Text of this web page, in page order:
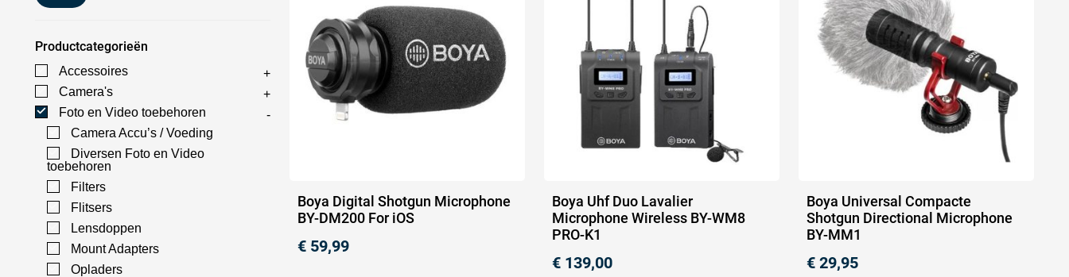
Productcategorieën
Accessoires
Camera's
Foto en Video toebehoren
Camera Accu’s / Voeding
Diversen Foto en Video
toebehoren
Filters
Flitsers
Lensdoppen
Mount Adapters
Opladers
Boya Digital Shotgun Microphone
BY-DM200 For iOS
€ 59,99
Boya Uhf Duo Lavalier
Microphone Wireless BY-WM8
PRO-K1
€139,00
Boya Universal Compacte
Shotgun Directional Microphone
BY-MM1
€29,95